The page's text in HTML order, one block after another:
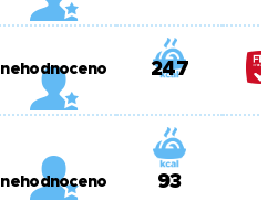
nehodnoceno 247
nehodnoceno 93